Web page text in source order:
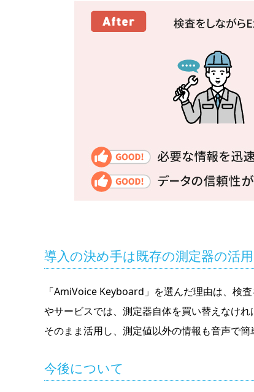
導入の決め手は既存の測定器の活
「AmiVoice Keyboard」を選んだ理由は、検
やサービスでは、測定器自体を買い替えなけ
そのまま活用し、測定値以外の情報も音声で
今後について